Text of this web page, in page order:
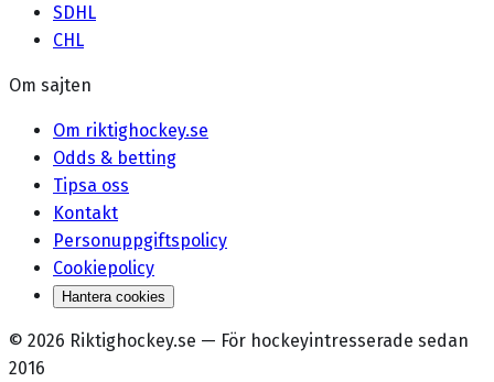
SDHL
CHL
Om sajten
Om riktighockey.se
Odds & betting
Tipsa oss
Kontakt
Personuppgiftspolicy
Cookiepolicy
Hantera cookies
© 2026 Riktighockey.se — För hockeyintresserade sedan
2016